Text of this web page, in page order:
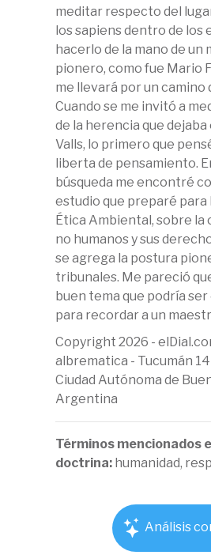
meditar respecto del
los sapiens dentro de los
hacerlo de la mano de un
pionero, como fue Mario
me llevará por un camino
Cuando se me invitó a
de la herencia que
Valls, lo primero que
liberta de pensamiento.
búsqueda me encontré
estudio que preparé para
Ética Ambiental, sobre la
no humanos y sus
se agrega la postura
tribunales. Me pareció
buen tema que podría
para recordar a un
Copyright 2026 -
albrematica - Tucumán
Ciudad Autónoma de
Argentina
Términos mencionados
doctrina: humanidad,
Análisis